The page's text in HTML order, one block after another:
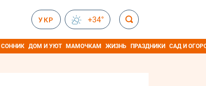
УКР +34°
СОННИК ДОМ И УЮТ МАМОЧКАМ ЖИЗНЬ ПРАЗДНИКИ САД И